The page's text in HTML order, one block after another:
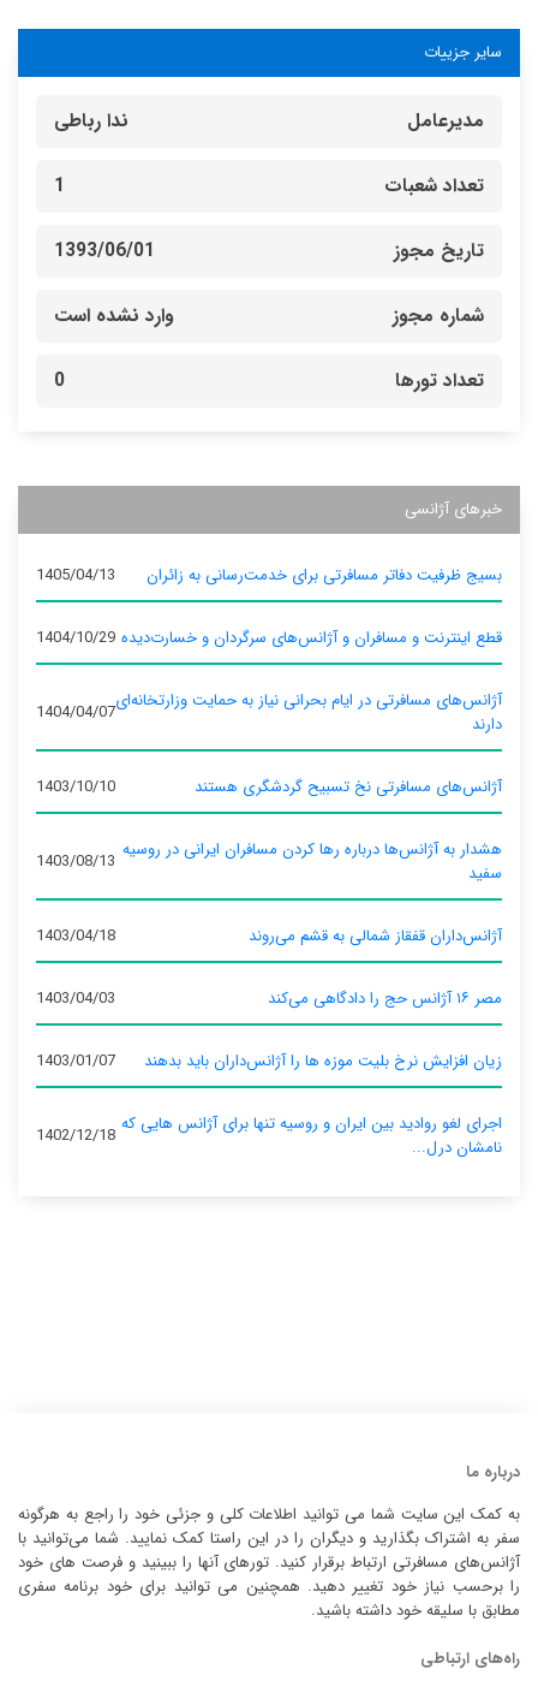
سایر جزییات
مدیرعامل ندا رباطی
تعداد شعبات 1
تاریخ مجوز 1393/06/01
شماره مجوز وارد نشده است
تعداد تورها 0
خبرهای آژانسی
بسیج ظرفیت دفاتر مسافرتی برای خدمت‌رسانی به زائران 1405/04/13
قطع اینترنت و مسافران و آژانس‌های سرگردان و خسارت‌دیده 1404/10/29
آژانس‌های مسافرتی در ایام بحرانی نیاز به حمایت وزارتخانه‌ای
دارند
1404/04/07
آژانس‌های مسافرتی نخ تسبیح گردشگری هستند 1403/10/10
هشدار به آژانس‌ها درباره رها کردن مسافران ایرانی در روسیه
سفید
1403/08/13
آژانس‌داران قفقاز شمالی به قشم می‌روند 1403/04/18
مصر ۱۶ آژانس حج را دادگاهی می‌کند 1403/04/03
زیان افزایش نرخ بلیت موزه ها را آژانس‌داران باید بدهند 1403/01/07
اجرای لغو روادید بین ایران و روسیه تنها برای آژانس‌ هایی که
نامشان درل...
1402/12/18
درباره ما
به کمک این سایت شما می توانید اطلاعات کلی و جزئی خود را راجع به هرگونه
سفر به اشتراک بگذارید و دیگران را در این راستا کمک نمایید. شما می‌توانید با
آژانس‌های مسافرتی ارتباط برقرار کنید. تورهای آنها را ببینید و فرصت های خود
را برحسب نیاز خود تغییر دهید. همچنین می توانید برای خود برنامه سفری
مطابق با سلیقه خود داشته باشید.
راه‌های ارتباطی